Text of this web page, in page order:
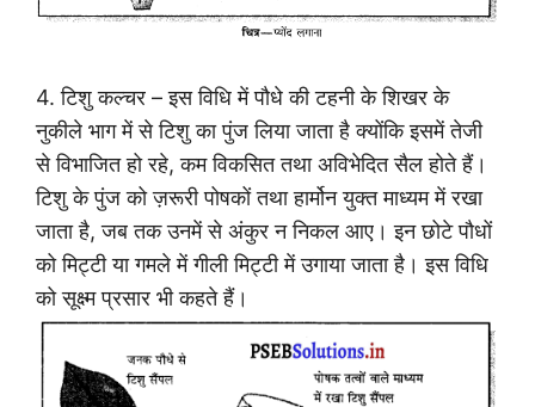
4. टिशु कल्चर – इस विधि में पौधे की टहनी के शिखर के
नुकीले भाग में से टिशु का पुंज लिया जाता है क्योंकि इसमें तेजी
से विभाजित हो रहे, कम विकसित तथा अविभेदित सैल होते हैं।
टिशु के पुंज को ज़रूरी पोषकों तथा हार्मोन युक्त माध्यम में रखा
जाता है, जब तक उनमें से अंकुर न निकल आए। इन छोटे पौधों
को मिट्टी या गमले में गीली मिट्टी में उगाया जाता है। इस विधि
को सूक्ष्म प्रसार भी कहते हैं।